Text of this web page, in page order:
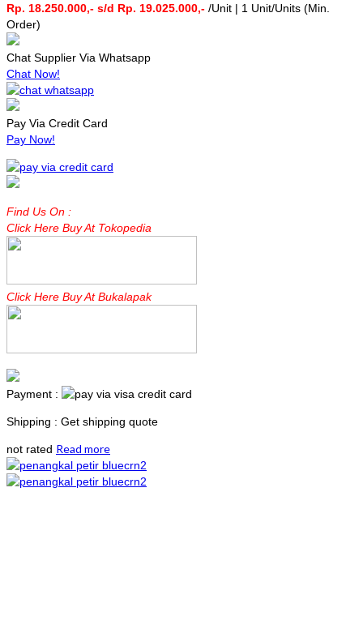
Rp. 18.250.000,- s/d Rp. 19.025.000,- /Unit | 1 Unit/Units (Min.
Order)
Chat Supplier Via Whatsapp
Chat Now!
Pay Via Credit Card
Pay Now!
Find Us On :
Click Here Buy At Tokopedia
Click Here Buy At Bukalapak
Payment :
Shipping : Get shipping quote
not rated Read more